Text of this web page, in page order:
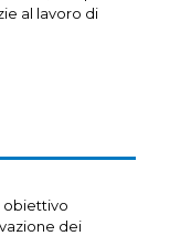
al lavoro di
obiettivo
dei